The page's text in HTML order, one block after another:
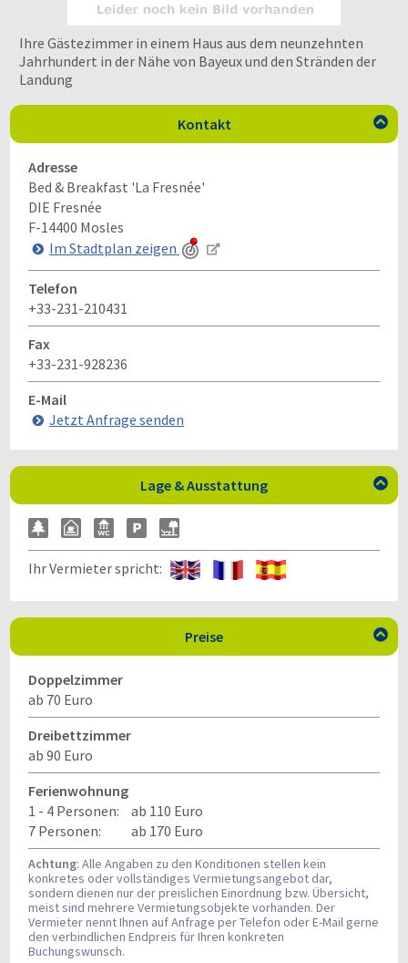
Ihre Gästezimmer in einem Haus aus dem neunzehnten
Jahrhundert in der Nähe von Bayeux und den Stränden der
Landung
Kontakt 
Adresse
Bed & Breakfast 'La Fresnée'
DIE Fresnée
F-14400 Mosles
Im Stadtplan zeigen
Telefon
+33-231-210431
Fax
+33-231-928236
E-Mail
Jetzt Anfrage senden
Lage & Ausstattung 
Ihr Vermieter spricht:
Preise 
Doppelzimmer
ab 70 Euro
Dreibettzimmer
ab 90 Euro
Ferienwohnung
1 - 4 Personen:
ab 110 Euro
7 Personen:
ab 170 Euro
Achtung: Alle Angaben zu den Konditionen stellen kein
konkretes oder vollständiges Vermietungsangebot dar,
sondern dienen nur der preislichen Einordnung bzw. Übersicht,
meist sind mehrere Vermietungsobjekte vorhanden. Der
Vermieter nennt Ihnen auf Anfrage per Telefon oder E-Mail gerne
den verbindlichen Endpreis für Ihren konkreten
Buchungswunsch.